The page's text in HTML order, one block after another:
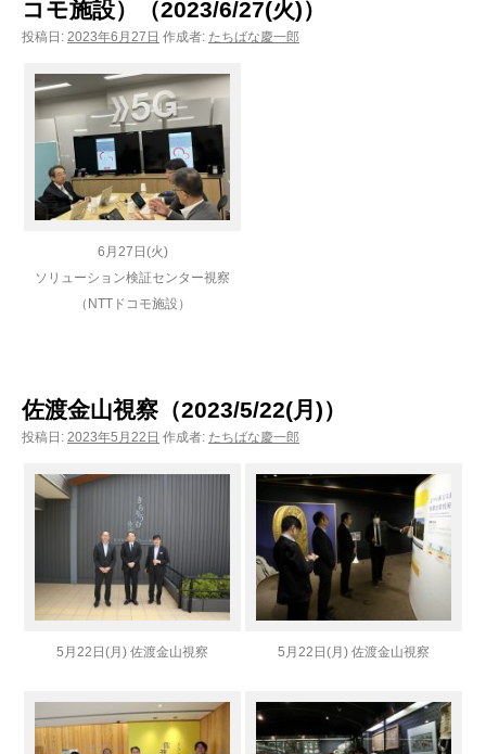
コモ施設）（2023/6/27(火)）
投稿日: 2023年6月27日 作成者: たちばな慶一郎
6月27日(火)
ソリューション検証センター視察
（NTTドコモ施設）
佐渡金山視察（2023/5/22(月)）
投稿日: 2023年5月22日 作成者: たちばな慶一郎
5月22日(月) 佐渡金山視察 5月22日(月) 佐渡金山視察